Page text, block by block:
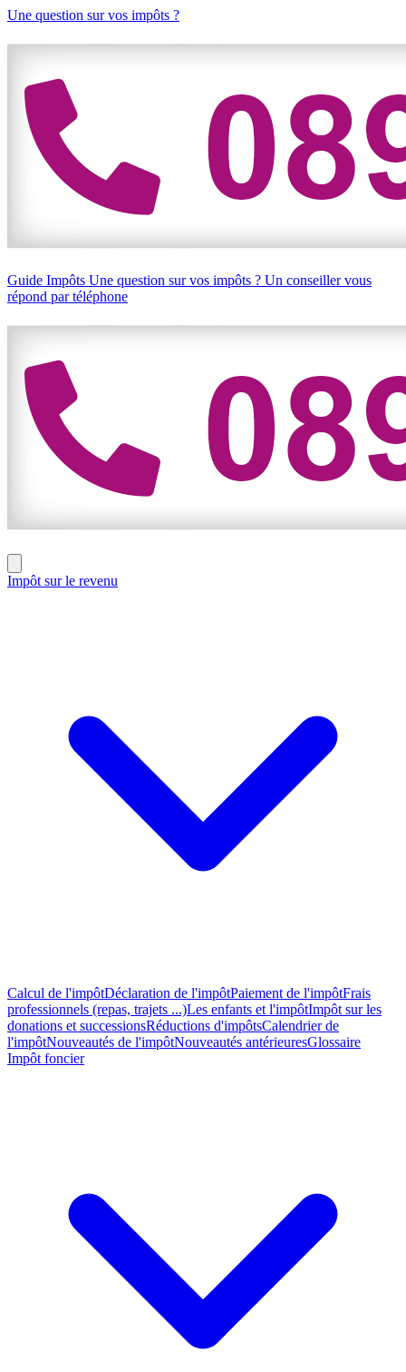
Une question sur vos impôts ?
Guide Impôts Une question sur vos impôts ? Un conseiller vous
répond par téléphone
Impôt sur le revenu
Calcul de l'impôtDéclaration de l'impôtPaiement de l'impôtFrais
professionnels (repas, trajets ...)Les enfants et l'impôtImpôt sur les
donations et successionsRéductions d'impôtsCalendrier de
l'impôtNouveautés de l'impôtNouveautés antérieuresGlossaire
Impôt foncier